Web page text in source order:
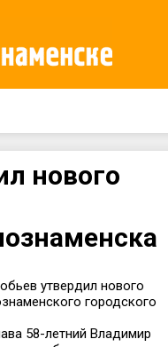
нового
утвердил нового
городского
58-летний Владимир